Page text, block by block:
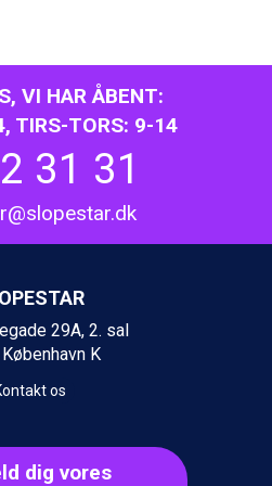
4.745
4.195
4.045
5.495
3.795
6.145
VI HAR ÅBENT:
TIRS-TORS: 9-14
31 31
29A, 2. sal
K
os
dig vores